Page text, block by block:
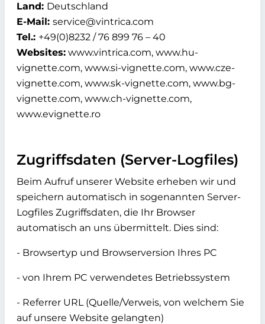
Land: Deutschland
E-Mail: service@vintrica.com
Tel.: +49(0)8232 / 76 899 76 – 40
Websites: www.vintrica.com, www.hu-
vignette.com, www.si-vignette.com, www.cze-
vignette.com, www.sk-vignette.com, www.bg-
vignette.com, www.ch-vignette.com,
www.evignette.ro
Zugriffsdaten (Server-Logfiles)
Beim Aufruf unserer Website erheben wir und
speichern automatisch in sogenannten Server-
Logfiles Zugriffsdaten, die Ihr Browser
automatisch an uns übermittelt. Dies sind:
- Browsertyp und Browserversion Ihres PC
- von Ihrem PC verwendetes Betriebssystem
- Referrer URL (Quelle/Verweis, von welchem Sie
auf unsere Website gelangten)